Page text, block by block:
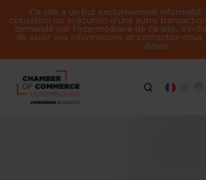
Ce site a un but exclusivement informatif.
cotisation ou exécution d'une autre
demandé par l'intermédiaire de ce site.
de saisir vos informations et contactez-nous
doute.